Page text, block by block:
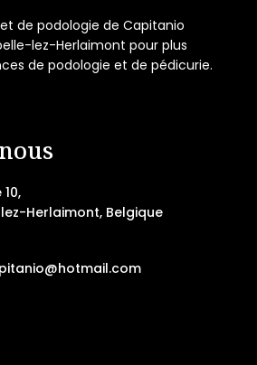
de podologie de Capitanio
lez-Herlaimont pour plus
de podologie et de pédicurie.
Herlaimont, Belgique